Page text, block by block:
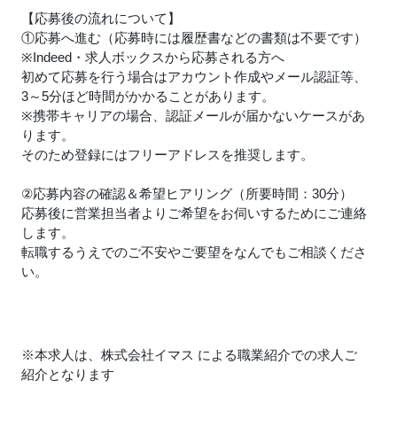
【応募後の流れについて】
①応募へ進む（応募時には履歴書などの書類は不要です）
※Indeed・求人ボックスから応募される方へ
初めて応募を行う場合はアカウント作成やメール認証等、
3～5分ほど時間がかかることがあります。
※携帯キャリアの場合、認証メールが届かないケースがあ
ります。
そのため登録にはフリーアドレスを推奨します。
②応募内容の確認＆希望ヒアリング（所要時間：30分）
応募後に営業担当者よりご希望をお伺いするためにご連絡
します。
転職するうえでのご不安やご要望をなんでもご相談くださ
い。
※本求人は、株式会社イマス による職業紹介での求人ご
紹介となります